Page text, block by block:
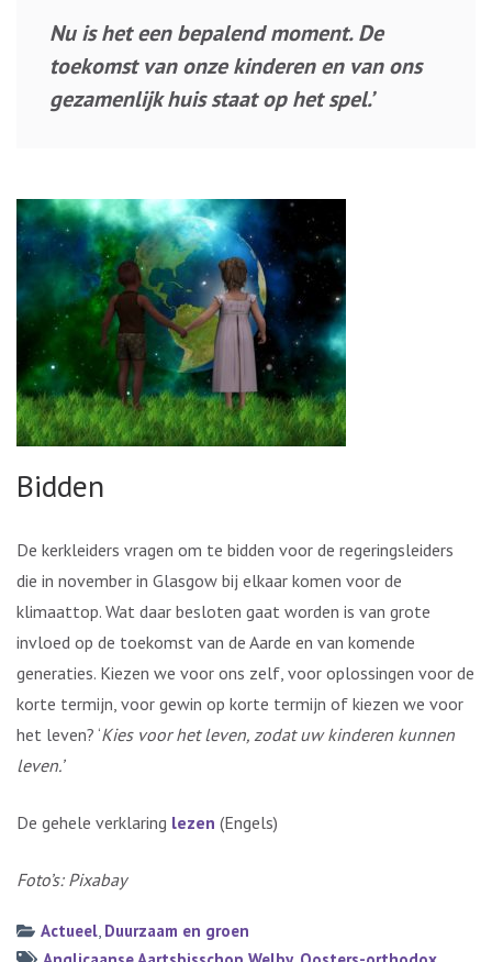
Nu is het een bepalendmoment. De
toekomst van onze kinderen en van ons
gezamenlijk huis staat op het spel.’
Bidden
De kerkleiders vragen om te bidden voor de regeringsleiders
die in november in Glasgow bij elkaar komen voor de
klimaattop. Wat daar besloten gaat worden is van grote
invloed op de toekomst van de Aarde en van komende
generaties. Kiezen we voor ons zelf, voor oplossingen voor de
korte termijn, voor gewin op korte termijn of kiezen we voor
het leven? ‘Kies voor het leven, zodat uw kinderen kunnen
leven.’
De gehele verklaring lezen (Engels)
Foto’s: Pixabay
Actueel, Duurzaam en groen